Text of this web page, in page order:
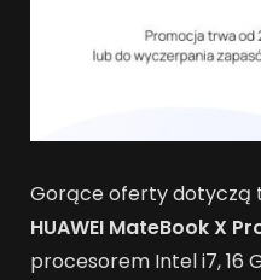
Gorące oferty dotyczą
HUAWEI MateBook X
procesorem Intel i7, 16